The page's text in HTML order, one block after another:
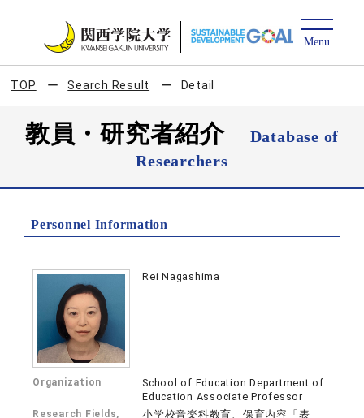
TOP Search Result Detail
教員・研究者紹介
Database of
Researchers
Personnel Information
Rei Nagashima
Organization
School of Education Department of
Education Associate Professor
Research Fields,
小学校音楽科教育、保育内容「表